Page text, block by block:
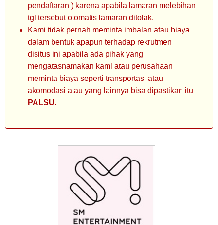
pendaftaran ) karena apabila lamaran melebihan
tgl tersebut otomatis lamaran ditolak.
Kami tidak pernah meminta imbalan atau biaya
dalam bentuk apapun terhadap rekrutmen
disitus ini apabila ada pihak yang
mengatasnamakan kami atau perusahaan
meminta biaya seperti transportasi atau
akomodasi atau yang lainnya bisa dipastikan itu
PALSU.